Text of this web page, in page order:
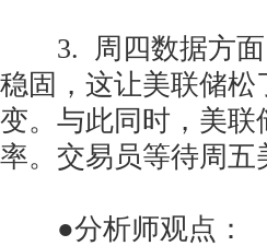
3. 周四数据方面
稳固，这让美联储
变。与此同时，美
率。交易员等待周
●分析师观点：